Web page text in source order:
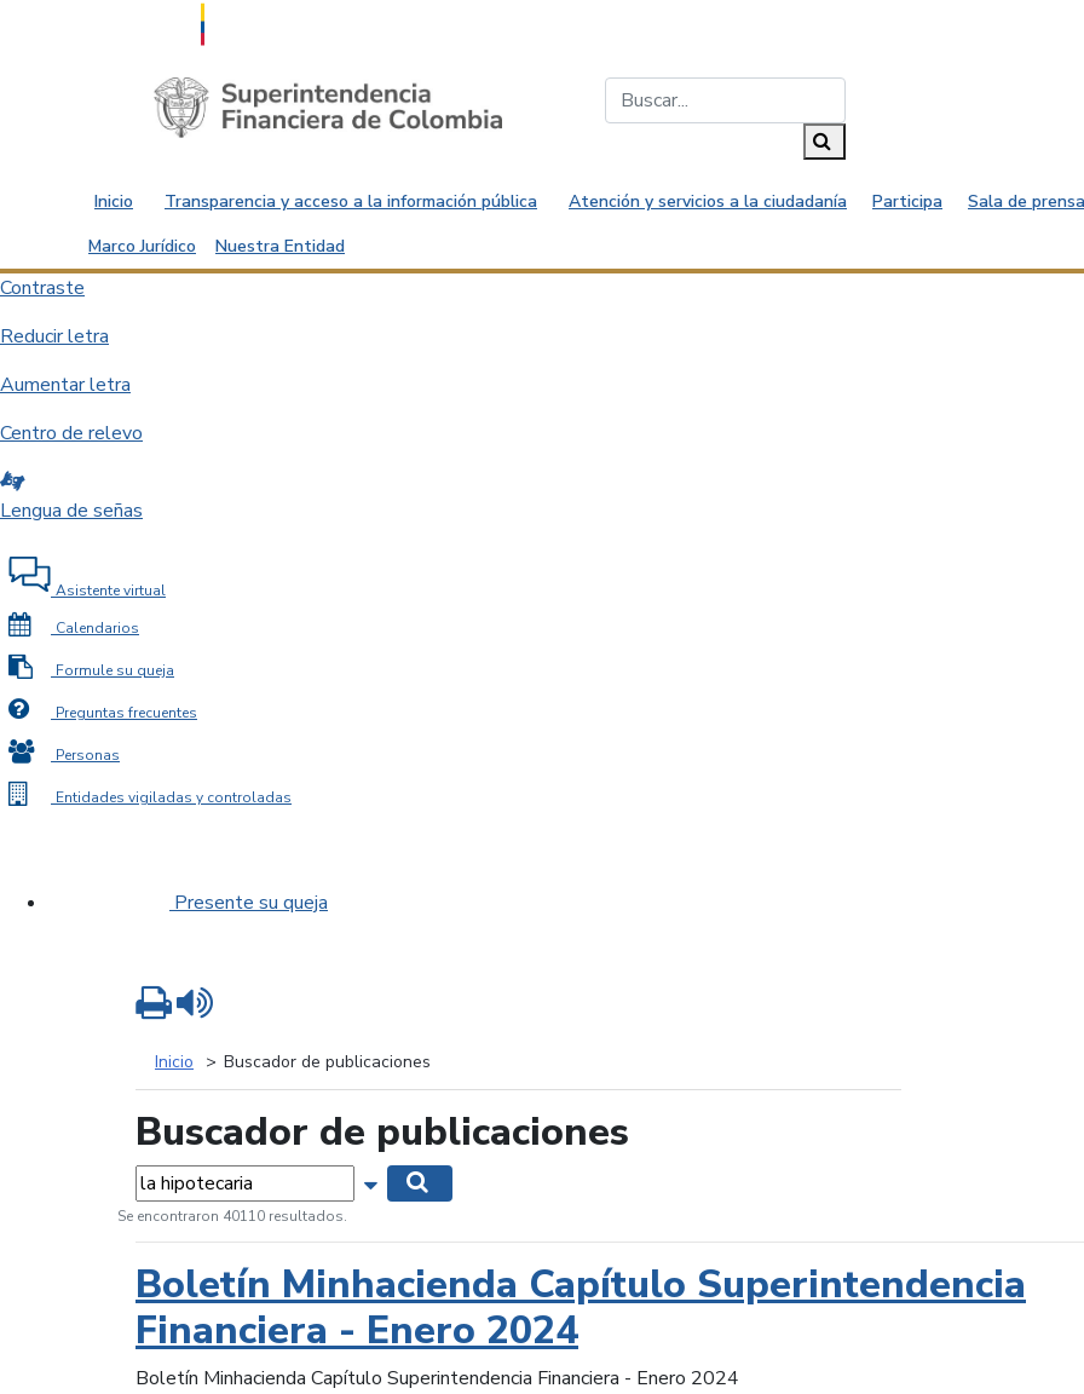
Saltar al contenido principal
Inicio Transparencia y acceso a la información pública Atención y servicios a la ciudadanía Participa
Sala de
Marco Jurídico
Nuestra Entidad
Contraste
Reducir letra
Aumentar letra
Centro de relevo
Lengua de señas
Asistente virtual
Calendarios
Formule su queja
Preguntas frecuentes
Personas
Entidades vigiladas y controladas
Presente su queja
Inicio Buscador de publicaciones
Buscador de publicaciones
Palabras... Mostrar opciones de búsqueda
Se encontraron 40110 resultados.
Boletín Minhacienda Capítulo Superintendencia
Financiera - Enero 2024
Boletín Minhacienda Capítulo Superintendencia Financiera - Enero 2024
Imprimir